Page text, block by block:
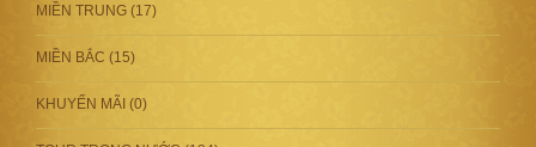
MIỀN TRUNG (17)
MIỀN BẮC (15)
KHUYẾN MÃI (0)